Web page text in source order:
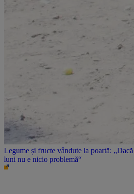
Legume și fructe vândute la poartă:
luni nu e nicio problemă“